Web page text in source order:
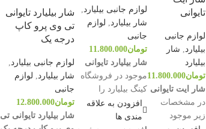
تایوانی
لوازم جانبی
بیلیارد
شار
بیلیارد
تومان11.800.000
شار ایت تایوانی
در مشخصات
زیر موجود
لوازم جانبی بیلیارد,
شار بیلیارد, لوازم
جانبی
تومان11.800.000
شار بیلیارد تایوانی
موجود در فروشگاه
کینگ بیلیارد را
می‌توانید با
ویژگی‌های زیر تهیه
افزودن به علاقه
مندی ها
شار بیلیارد تایوانی
تی وی پرو کاپ
درجه یک
لوازم جانبی بیلیارد
شار بیلیارد
لوازم
جانبی
تومان12.800.000
شار بیلیارد تایوانی تی